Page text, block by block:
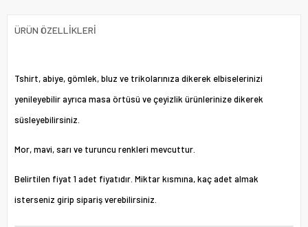
ÜRÜN ÖZELLIKLERI
Tshirt, abiye, gömlek, bluz ve trikolarınıza dikerek elbiselerinizi
yenileyebilir ayrıca masa örtüsü ve çeyizlik ürünlerinize dikerek
süsleyebilirsiniz.
Mor, mavi, sarı ve turuncu renkleri mevcuttur.
Belirtilen fiyat 1 adet fiyatıdır. Miktar kısmına, kaç adet almak
isterseniz girip sipariş verebilirsiniz.